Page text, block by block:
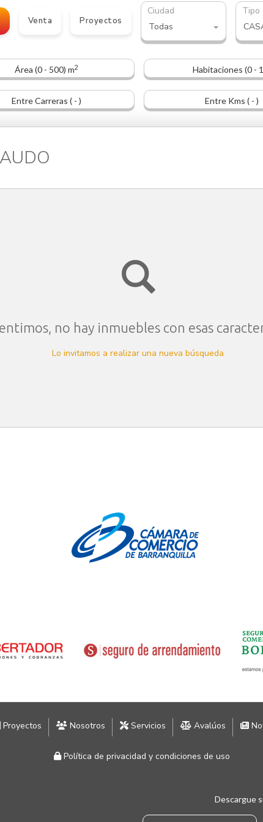
Venta Proyectos
Ciudad
Todas
Tipo
Área (0 - 500) m2 Habitaciones (0 -
Entre Carreras ( - ) Entre Kms ( - )
no hay inmuebles con esas
Lo invitamos a realizar una nueva búsqueda
Proyectos Nosotros Servicios Avalúos
Política de privacidad y condiciones de uso
Descargue